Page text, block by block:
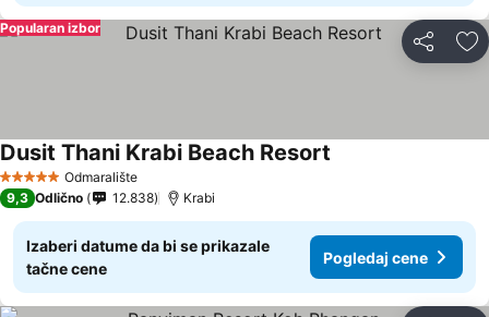
Deli
Popularan izbor
5 ZvezdiceOdmaralište
Dusit Thani Krabi Beach Resort
9,3 Odlično 12.838 Krabi
Izaberi datume da bi se prikazale
tačne cene
Pogledaj cene